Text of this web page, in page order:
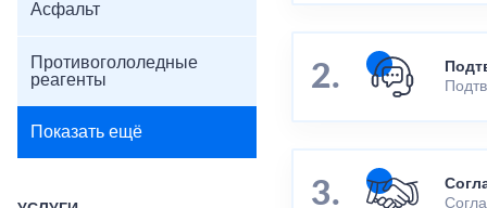
Асфальт
Противогололедные
реагенты
Показать ещё